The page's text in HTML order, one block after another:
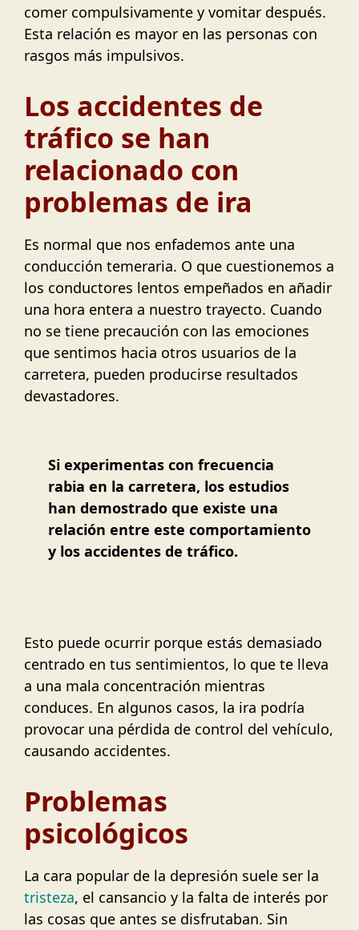
comer compulsivamente y vomitar después.
Esta relación es mayor en las personas con
rasgos más impulsivos.
Los accidentes de
tráfico se han
relacionado con
problemas de ira
Es normal que nos enfademos ante una
conducción temeraria. O que cuestionemos a
los conductores lentos empeñados en añadir
una hora entera a nuestro trayecto. Cuando
no se tiene precaución con las emociones
que sentimos hacia otros usuarios de la
carretera, pueden producirse resultados
devastadores.
Si experimentas con frecuencia
rabia en la carretera, los estudios
han demostrado que existe una
relación entre este comportamiento
y los accidentes de tráfico.
Esto puede ocurrir porque estás demasiado
centrado en tus sentimientos, lo que te lleva
a una mala concentración mientras
conduces. En algunos casos, la ira podría
provocar una pérdida de control del vehículo,
causando accidentes.
Problemas
psicológicos
La cara popular de la depresión suele ser la
tristeza, el cansancio y la falta de interés por
las cosas que antes se disfrutaban. Sin